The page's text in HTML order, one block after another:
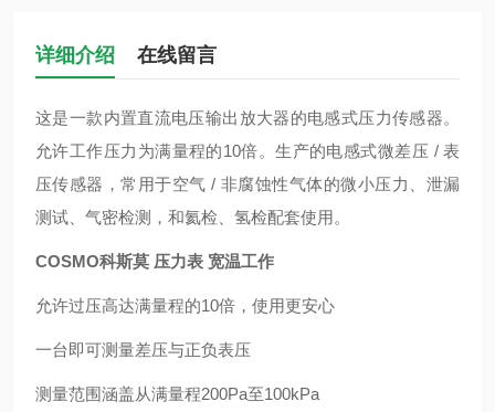
详细介绍 在线留言
这是一款内置直流电压输出放大器的电感式压力传感器。
允许工作压力为满量程的10倍。生产的电感式微差压 / 表
压传感器，常用于空气 / 非腐蚀性气体的微小压力、泄漏
测试、气密检测，和氦检、氢检配套使用。
COSMO科斯莫 压力表 宽温工作
允许过压高达满量程的10倍，使用更安心
一台即可测量差压与正负表压
测量范围涵盖从满量程200Pa至100kPa